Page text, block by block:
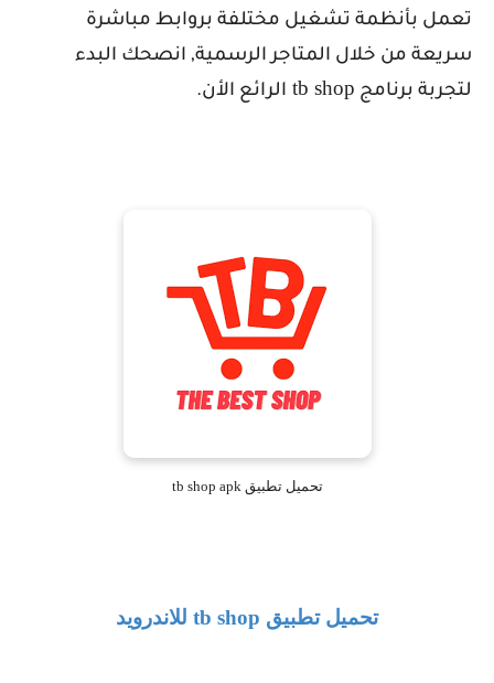
تعمل بأنظمة تشغيل مختلفة بروابط مباشرة
سريعة من خلال المتاجر الرسمية, انصحك البدء
لتجربة برنامج tb shop الرائع الأن.
تحميل تطبيق tb shop apk
تحميل تطبيق tb shop للاندرويد